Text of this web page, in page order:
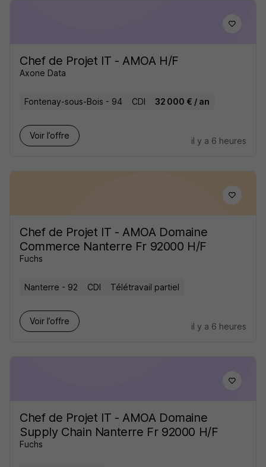
Chef de Projet IT - AMOA H/F
Axone Data
Fontenay-sous-Bois - 94 CDI 32 000 € / an
Voir l’offre
il y a 6 heures
Chef de Projet IT - AMOA Domaine
Commerce Nanterre Fr 92000 H/F
Fuchs
Nanterre - 92 CDI Télétravail partiel
Voir l’offre
il y a 6 heures
Chef de Projet IT - AMOA Domaine
Supply Chain Nanterre Fr 92000 H/F
Fuchs